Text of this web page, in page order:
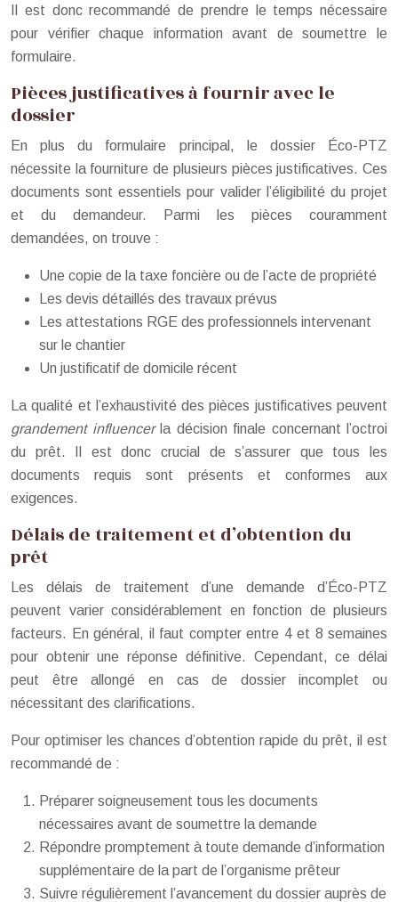
Il est donc recommandé de prendre le temps nécessaire
pour vérifier chaque information avant de soumettre le
formulaire.
Pièces justificatives à fournir avec le
dossier
En plus du formulaire principal, le dossier Éco-PTZ
nécessite la fourniture de plusieurs pièces justificatives. Ces
documents sont essentiels pour valider l’éligibilité du projet
et du demandeur. Parmi les pièces couramment
demandées, on trouve :
Une copie de la taxe foncière ou de l’acte de propriété
Les devis détaillés des travaux prévus
Les attestations RGE des professionnels intervenant
sur le chantier
Un justificatif de domicile récent
La qualité et l’exhaustivité des pièces justificatives peuvent
grandement influencer la décision finale concernant l’octroi
du prêt. Il est donc crucial de s’assurer que tous les
documents requis sont présents et conformes aux
exigences.
Délais de traitement et d’obtention du
prêt
Les délais de traitement d’une demande d’Éco-PTZ
peuvent varier considérablement en fonction de plusieurs
facteurs. En général, il faut compter entre 4 et 8 semaines
pour obtenir une réponse définitive. Cependant, ce délai
peut être allongé en cas de dossier incomplet ou
nécessitant des clarifications.
Pour optimiser les chances d’obtention rapide du prêt, il est
recommandé de :
Préparer soigneusement tous les documents
nécessaires avant de soumettre la demande
Répondre promptement à toute demande d’information
supplémentaire de la part de l’organisme prêteur
Suivre régulièrement l’avancement du dossier auprès de